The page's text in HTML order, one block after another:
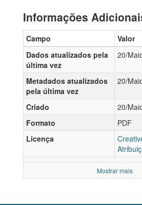
Informações
Campo
Valor
Dados atualizados pela
última vez
20/
Metadados atualizados
pela última vez
20/
Criado
20/
Formato
PDF
Licença
Mostrar mais